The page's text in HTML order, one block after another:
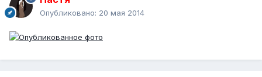
Опубликовано: 20 мая 2014